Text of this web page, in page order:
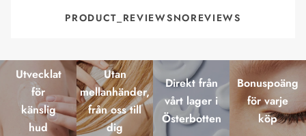
PRODUCT_REVIEWSNOREVIEWS
Utvecklat
för
känslig
hud
Utan
mellanhänder,
från oss till
dig
Direkt från
vårt lager i
Österbotten
Bonuspoäng
för varje
köp